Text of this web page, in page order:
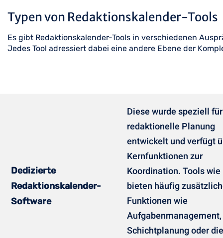
Typen von Redaktionskalender-Tools
Es gibt Redaktionskalender-Tools in verschiedenen
Jedes Tool adressiert dabei eine andere Ebene der
Dedizierte
Redaktionskalender-
Software
Diese wurde speziell
redaktionelle Planung
entwickelt und verfügt
Kernfunktionen zur
Koordination. Tools
bieten häufig
Funktionen wie
Aufgabenmanagement,
Schichtplanung oder die